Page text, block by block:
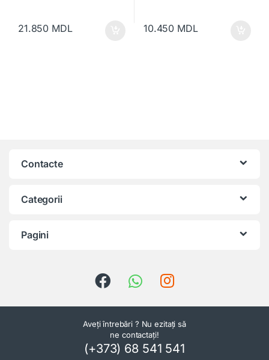
21.850 MDL 10.450 MDL
Contacte
Categorii
Pagini
Aveți întrebări ? Nu ezitați să
ne contactați!
(+373) 68 541 541